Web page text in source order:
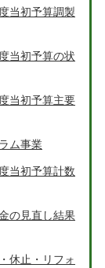
当初予算調製
当初予算の状
当初予算主要
ム事業
当初予算計数
の見直し結果
休止・リフォ